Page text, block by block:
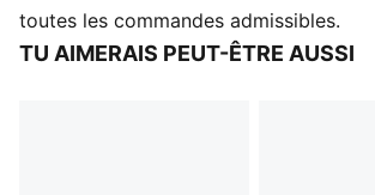
Type de matériau principal : Toile unie
Taille élastique avec coulisse
toutes les commandes admissibles.
TU AIMERAIS PEUT-ÊTRE AUSSI